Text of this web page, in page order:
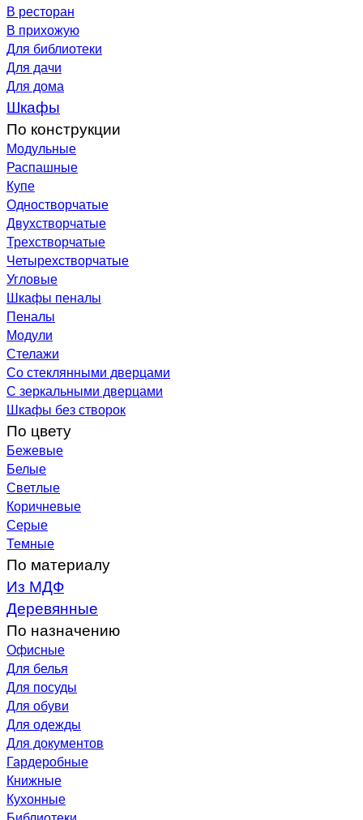
В ресторан
В прихожую
Для библиотеки
Для дачи
Для дома
Шкафы
По конструкции
Модульные
Распашные
Купе
Одностворчатые
Двухстворчатые
Трехстворчатые
Четырехстворчатые
Угловые
Шкафы пеналы
Пеналы
Модули
Стелажи
Со стеклянными дверцами
С зеркальными дверцами
Шкафы без створок
По цвету
Бежевые
Белые
Светлые
Коричневые
Серые
Темные
По материалу
Из МДФ
Деревянные
По назначению
Офисные
Для белья
Для посуды
Для обуви
Для одежды
Для документов
Гардеробные
Книжные
Кухонные